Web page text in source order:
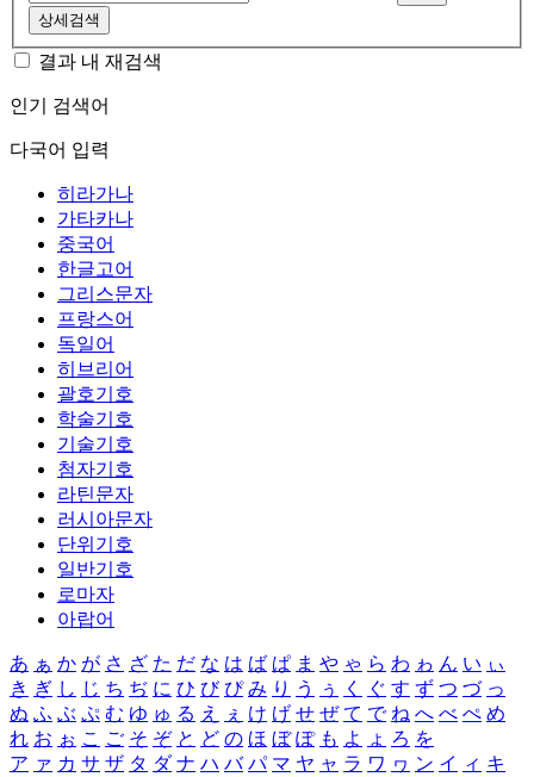
상세검색
결과 내 재검색
인기 검색어
다국어 입력
히라가나
가타카나
중국어
한글고어
그리스문자
프랑스어
독일어
히브리어
괄호기호
학술기호
기술기호
첨자기호
라틴문자
러시아문자
단위기호
일반기호
로마자
아랍어
あ ぁ か が さ ざ た だ な は ば ぱ ま や ゃ ら わ ゎ ん い ぃ
き ぎ し じ ち ぢ に ひ び ぴ み り う ぅ く ぐ す ず つ づ っ
ぬ ふ ぶ ぷ む ゆ ゅ る え ぇ け げ せ ぜ て で ね へ べ ぺ め
れ お ぉ こ ご そ ぞ と ど の ほ ぼ ぽ も よ ょ ろ を
ア ァ カ サ ザ タ ダ ナ ハ バ パ マ ヤ ャ ラ ワ ヮ ン イ ィ キ